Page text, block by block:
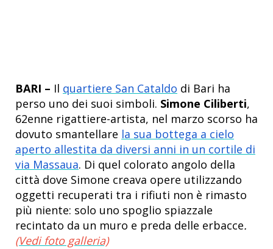
BARI – Il quartiere San Cataldo di Bari ha
perso uno dei suoi simboli. Simone Ciliberti,
62enne rigattiere-artista, nel marzo scorso ha
dovuto smantellare la sua bottega a cielo
aperto allestita da diversi anni in un cortile di
via Massaua. Di quel colorato angolo della
città dove Simone creava opere utilizzando
oggetti recuperati tra i rifiuti non è rimasto
più niente: solo uno spoglio spiazzale
recintato da un muro e preda delle erbacce.
(Vedi foto galleria)